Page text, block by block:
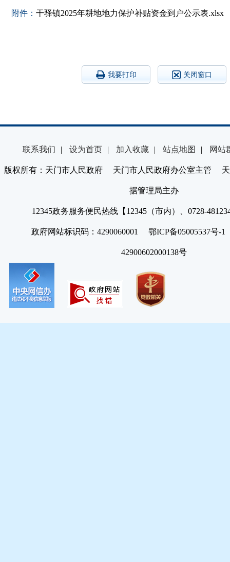
附件： 干驿镇2025年耕地地力保护补贴资金到户公示表.xlsx
我要打印 关闭窗口
联系我们 | 设为首页 | 加入收藏 | 站点地图 | 网站
版权所有：天门市人民政府 天门市人民政府办公室主管 天
据管理局主办
12345政务服务便民热线【12345（市内）、0728-
政府网站标识码：4290060001 鄂ICP备05005537号
42900602000138号